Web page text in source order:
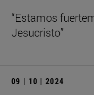
“Estamos
Jesucristo”
09 | 10 | 2024